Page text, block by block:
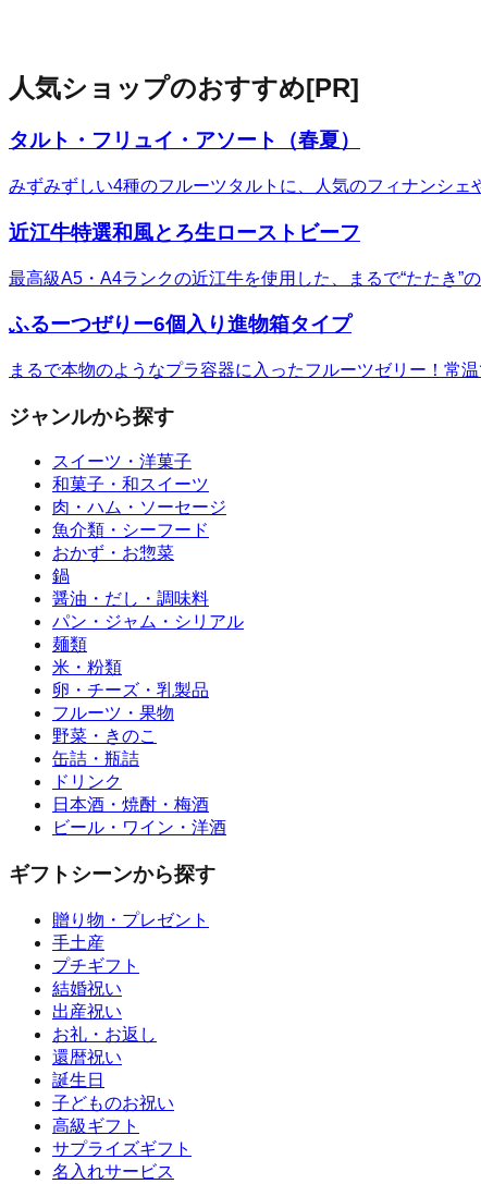
人気ショップのおすすめ[PR]
タルト・フリュイ・アソート（春夏）
みずみずしい4種のフルーツタルトに、人気のフィナンシ
近江牛特選和風とろ生ローストビーフ
最高級A5・A4ランクの近江牛を使用した、まるで“たたき”
ふるーつぜりー6個入り進物箱タイプ
まるで本物のようなプラ容器に入ったフルーツゼリー！常
ジャンルから探す
スイーツ・洋菓子
和菓子・和スイーツ
肉・ハム・ソーセージ
魚介類・シーフード
おかず・お惣菜
鍋
醤油・だし・調味料
パン・ジャム・シリアル
麺類
米・粉類
卵・チーズ・乳製品
フルーツ・果物
野菜・きのこ
缶詰・瓶詰
ドリンク
日本酒・焼酎・梅酒
ビール・ワイン・洋酒
ギフトシーンから探す
贈り物・プレゼント
手土産
プチギフト
結婚祝い
出産祝い
お礼・お返し
還暦祝い
誕生日
子どものお祝い
高級ギフト
サプライズギフト
名入れサービス